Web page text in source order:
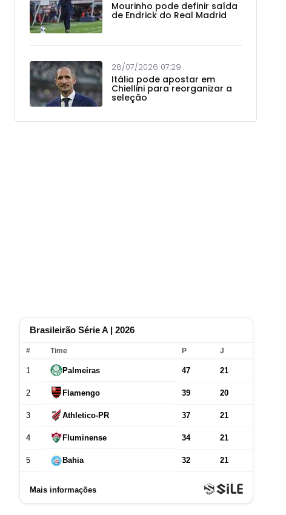
Mourinho pode definir saída
de Endrick do Real Madrid
28/07/2026 07:29
Itália pode apostar em
Chiellini para reorganizar a
seleção